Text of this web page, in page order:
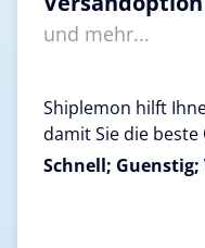
und mehr...
Shiplemon hilft
damit Sie die
Schnell;